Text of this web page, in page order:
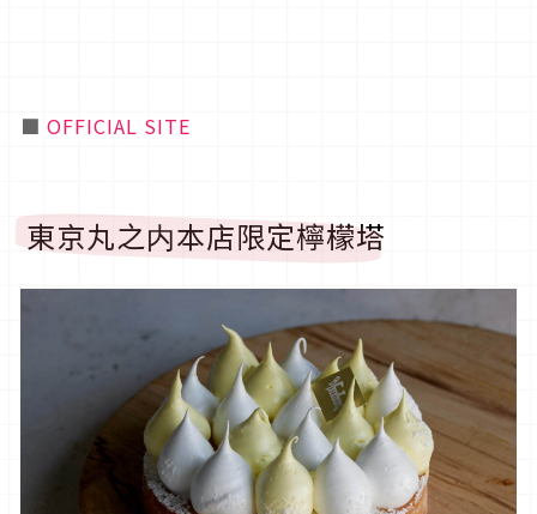
■ OFFICIAL SITE
東京丸之内本店限定檸檬塔